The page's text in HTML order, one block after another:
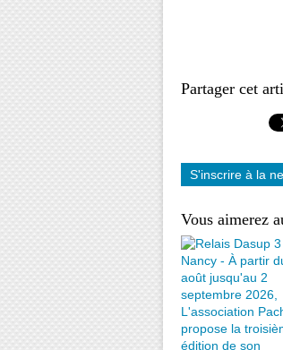
La
Partager cet
S'inscrire à la
Vous aimerez